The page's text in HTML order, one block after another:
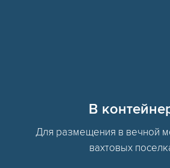
В
Для размещения в вечной
вахтовых